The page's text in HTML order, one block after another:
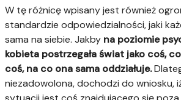
W tę różnicę wpisany jest również
standardzie odpowiedzialności, jaki
sama na siebie. Jakby na poziomie
kobieta postrzegała świat jako coś,
coś, na co ona sama oddziałuje.
niezadowolona, dochodzi do wniosku,